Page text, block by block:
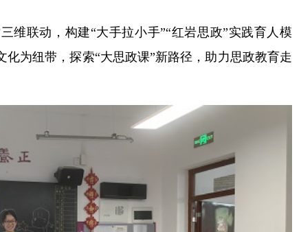
维联动，构建“大手拉小手”“红岩思政”实践育人模
为纽带，探索“大思政课”新路径，助力思政教育走